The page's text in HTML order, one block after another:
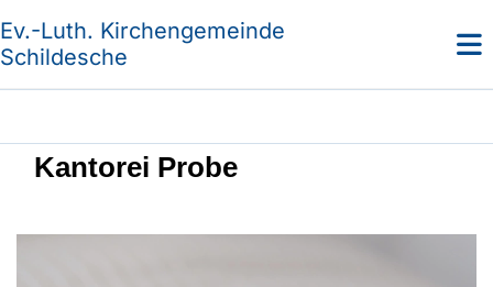
Ev.-Luth. Kirchengemeinde
Schildesche
Kantorei Probe